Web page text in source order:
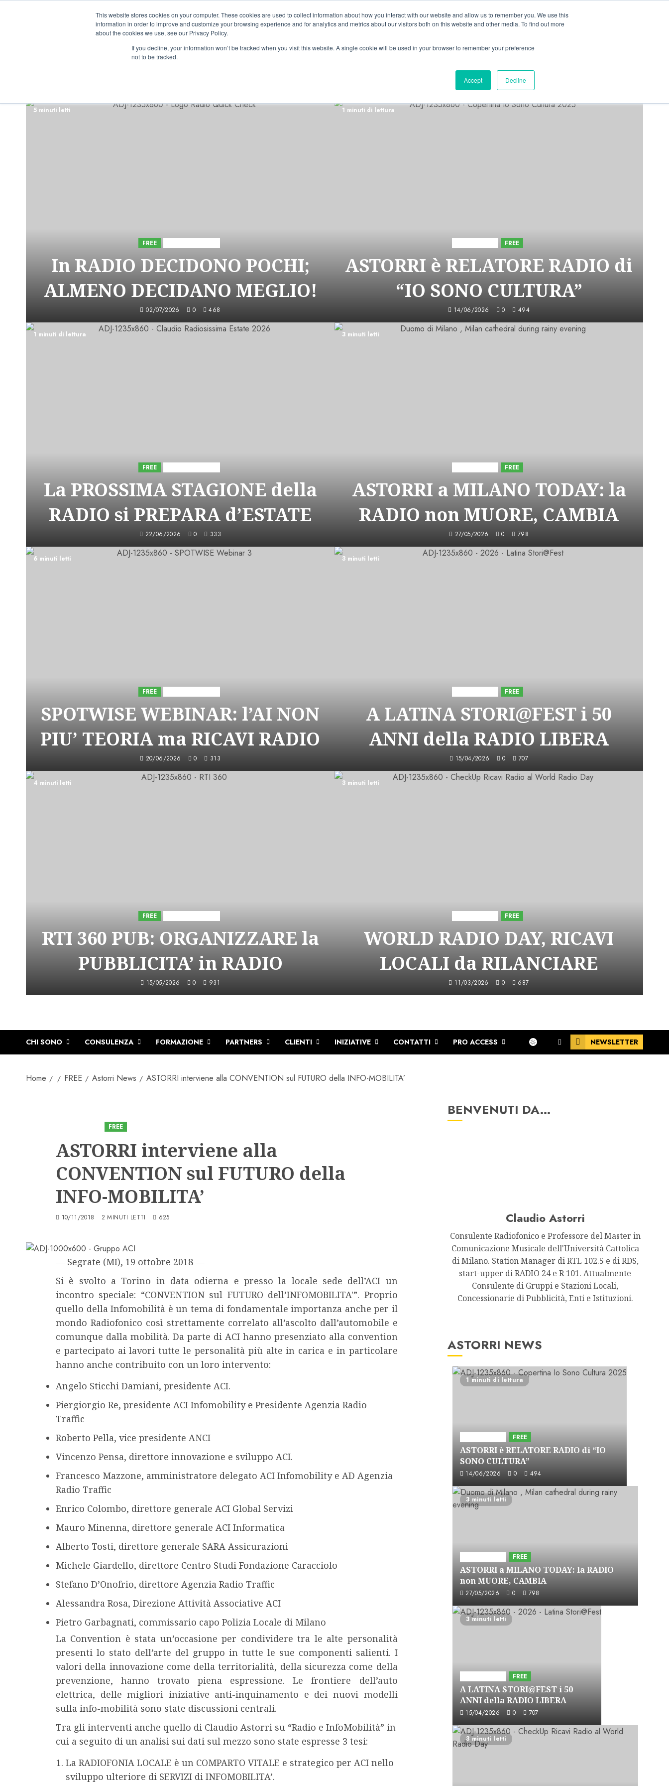
This website stores cookies on your computer. These cookies are used to collect information about how you interact with our website and allow us to remember you. We use this
information in order to improve and customize your browsing experience and for analytics and metrics about our visitors both on this website and other media. To find out more
about the cookies we use, see our Privacy Policy.
If you decline, your information won’t be tracked when you visit this website. A single cookie will be used in your browser to remember your preference
not to be tracked.
Accept Decline
08:45:51 LinkedinFacebook
5 minuti letti
FREE
In RADIO DECIDONO POCHI;
ALMENO DECIDANO MEGLIO!
02/07/2026 0 468
1 minuti di lettura
FREE
La PROSSIMA STAGIONE della
RADIO si PREPARA d’ESTATE
22/06/2026 0 333
6 minuti letti
FREE
SPOTWISE WEBINAR: l’AI NON
PIU’ TEORIA ma RICAVI RADIO
20/06/2026 0 313
4 minuti letti
FREE
RTI 360 PUB: ORGANIZZARE la
PUBBLICITA’ in RADIO
15/05/2026 0 931
ASTORRI NEWS
1 minuti di lettura
FREE
ASTORRI è RELATORE RADIO di
“IO SONO CULTURA”
14/06/2026 0 494
3 minuti letti
FREE
ASTORRI a MILANO TODAY: la
RADIO non MUORE, CAMBIA
27/05/2026 0 798
3 minuti letti
FREE
A LATINA STORI@FEST i 50
ANNI della RADIO LIBERA
15/04/2026 0 707
3 minuti letti
FREE
WORLD RADIO DAY, RICAVI
LOCALI da RILANCIARE
11/03/2026 0 687
CHI SONO CONSULENZA FORMAZIONE PARTNERS CLIENTI INIZIATIVE CONTATTI PRO ACCESS NEWSLETTER
Home FREE Astorri News ASTORRI interviene alla CONVENTION sul FUTURO della INFO-MOBILITA’
FREE
ASTORRI interviene alla
CONVENTION sul FUTURO della
INFO-MOBILITA’
10/11/2018 2 MINUTI LETTI 625
— Segrate (MI), 19 ottobre 2018 —
Si è svolto a Torino in data odierna e presso la locale sede dell’ACI un
incontro speciale: “CONVENTION sul FUTURO dell’INFOMOBILITA'”. Proprio
quello della Infomobilità è un tema di fondamentale importanza anche per il
mondo Radiofonico così strettamente correlato all’ascolto dall’automobile e
comunque dalla mobilità. Da parte di ACI hanno presenziato alla convention
e partecipato ai lavori tutte le personalità più alte in carica e in particolare
hanno anche contribuito con un loro intervento:
Angelo Sticchi Damiani, presidente ACI.
Piergiorgio Re, presidente ACI Infomobility e Presidente Agenzia Radio
Traffic
Roberto Pella, vice presidente ANCI
Vincenzo Pensa, direttore innovazione e sviluppo ACI.
Francesco Mazzone, amministratore delegato ACI Infomobility e AD Agenzia
Radio Traffic
Enrico Colombo, direttore generale ACI Global Servizi
Mauro Minenna, direttore generale ACI Informatica
Alberto Tosti, direttore generale SARA Assicurazioni
Michele Giardello, direttore Centro Studi Fondazione Caracciolo
Stefano D’Onofrio, direttore Agenzia Radio Traffic
Alessandra Rosa, Direzione Attività Associative ACI
Pietro Garbagnati, commissario capo Polizia Locale di Milano
La Convention è stata un’occasione per condividere tra le alte personalità
presenti lo stato dell’arte del gruppo in tutte le sue componenti salienti. I
valori della innovazione come della territorialità, della sicurezza come della
prevenzione, hanno trovato piena espressione. Le frontiere dell’auto
elettrica, delle migliori iniziative anti-inquinamento e dei nuovi modelli
sulla info-mobilità sono state discussioni centrali.
Tra gli interventi anche quello di Claudio Astorri su “Radio e InfoMobilità” in
cui a seguito di un analisi sui dati sul mezzo sono state espresse 3 tesi:
La RADIOFONIA LOCALE è un COMPARTO VITALE e strategico per ACI nello
sviluppo ulteriore di SERVIZI di INFOMOBILITA’.
BENVENUTI DA…
Claudio Astorri
Consulente Radiofonico e Professore del Master in
Comunicazione Musicale dell'Università Cattolica
di Milano. Station Manager di RTL 102.5 e di RDS,
start-upper di RADIO 24 e R 101. Attualmente
Consulente di Gruppi e Stazioni Locali,
Concessionarie di Pubblicità, Enti e Istituzioni.
ASTORRI NEWS
1 minuti di lettura
FREE
ASTORRI è RELATORE RADIO di “IO
SONO CULTURA”
14/06/2026 0 494
3 minuti letti
FREE
ASTORRI a MILANO TODAY: la RADIO
non MUORE, CAMBIA
27/05/2026 0 798
3 minuti letti
FREE
A LATINA STORI@FEST i 50
ANNI della RADIO LIBERA
15/04/2026 0 707
3 minuti letti